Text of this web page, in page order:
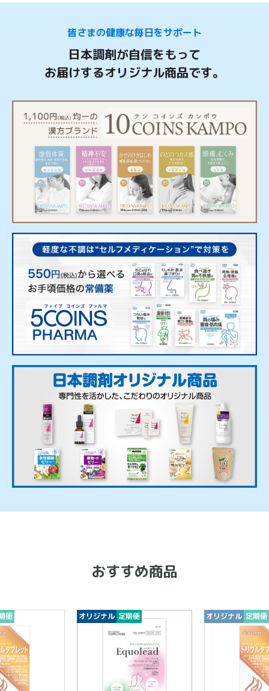
皆さまの健康な毎日をサポート
日本調剤が自信をもって
お届けするオリジナル商品です。
おすすめ商品
便 オリジナル 定期便 オリジナル 定期便